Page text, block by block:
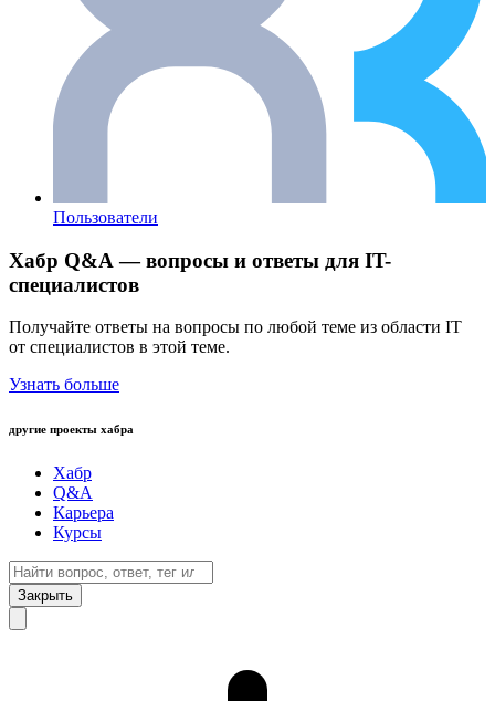
Пользователи
Хабр Q&A — вопросы и ответы для IT-
специалистов
Получайте ответы на вопросы по любой теме из области IT
от специалистов в этой теме.
Узнать больше
другие проекты хабра
Хабр
Q&A
Карьера
Курсы
Закрыть